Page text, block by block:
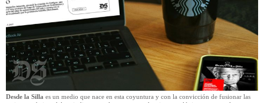
Desde la Silla es un medio que nace en esta coyuntura y con la convicción de fusionar las